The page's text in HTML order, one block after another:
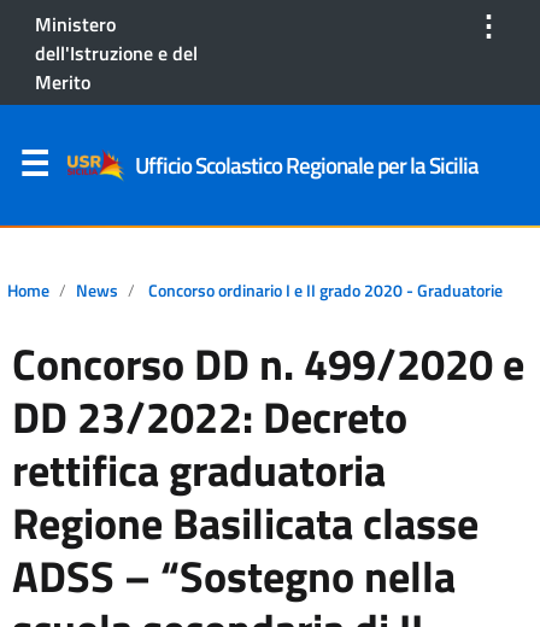
Ministero
dell'Istruzione e del
Merito
⋮
Ufficio Scolastico Regionale per la Sicilia
Home News Concorso ordinario I e II grado 2020 - Graduatorie
Concorso DD n. 499/2020 e
DD 23/2022: Decreto
rettifica graduatoria
Regione Basilicata classe
ADSS – “Sostegno nella